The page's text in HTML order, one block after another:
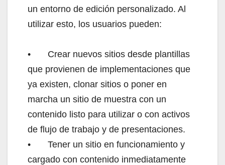
un entorno de edición personalizado. Al
utilizar esto, los usuarios pueden:
•
Crear nuevos sitios desde plantillas
que provienen de implementaciones que
ya existen, clonar sitios o poner en
marcha un sitio de muestra con un
contenido listo para utilizar o con activos
de flujo de trabajo y de presentaciones.
•
Tener un sitio en funcionamiento y
cargado con contenido inmediatamente